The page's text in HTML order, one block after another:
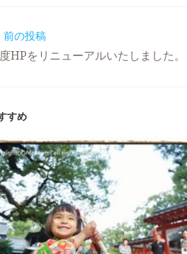
前の投稿
HPをリニューアルいたしました。
すめ